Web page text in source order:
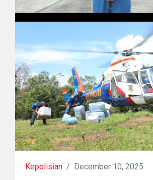
Kepolisian / December 10, 2025